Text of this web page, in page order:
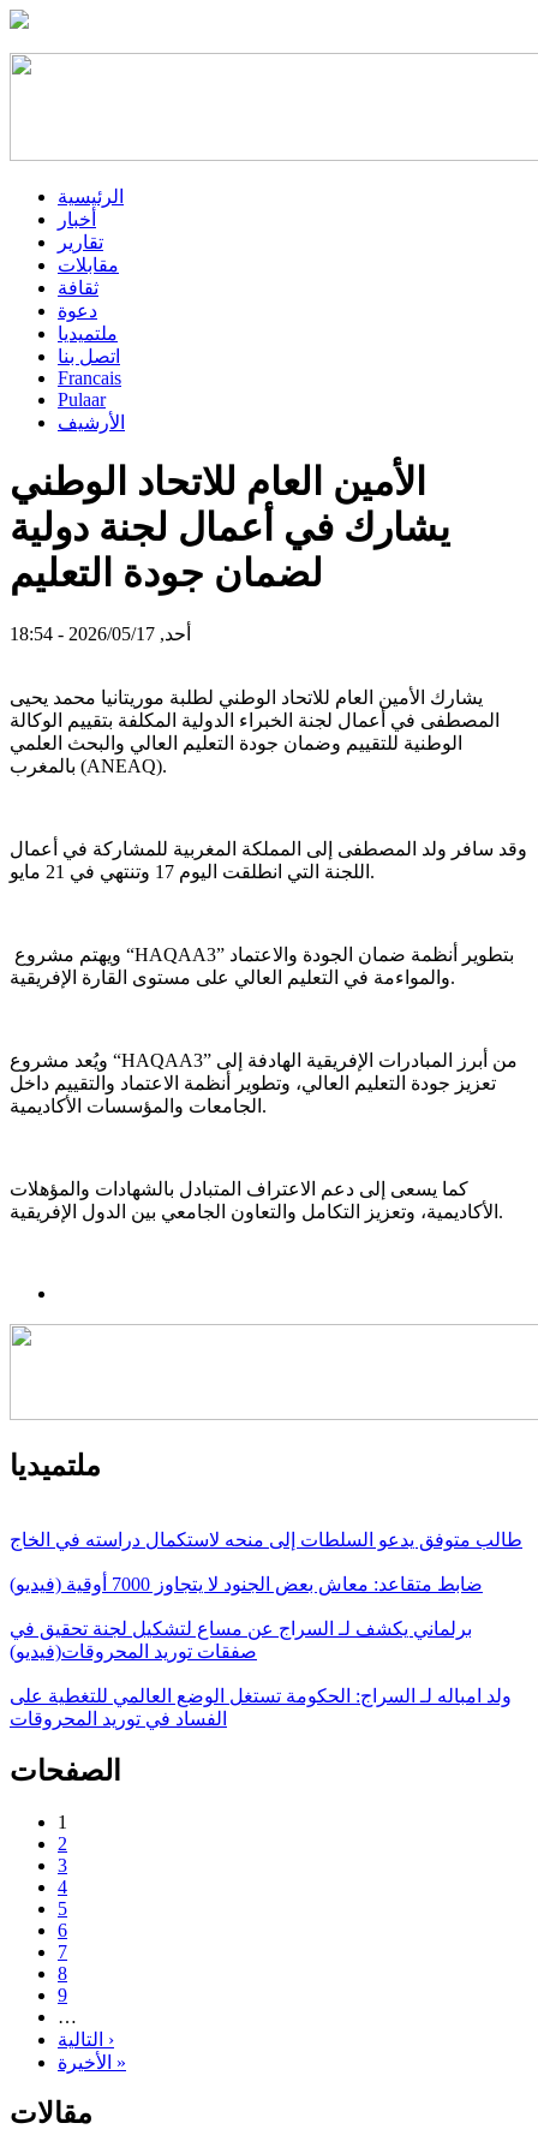
الرئيسية
أخبار
تقارير
مقابلات
ثقافة
دعوة
ملتميديا
اتصل بنا
Francais
Pulaar
الأرشيف
الأمين العام للاتحاد الوطني
يشارك في أعمال لجنة دولية
لضمان جودة التعليم
أحد, 2026/05/17 - 18:54
يشارك الأمين العام للاتحاد الوطني لطلبة موريتانيا محمد يحيى
المصطفى في أعمال لجنة الخبراء الدولية المكلفة بتقييم الوكالة
الوطنية للتقييم وضمان جودة التعليم العالي والبحث العلمي
بالمغرب (ANEAQ).
وقد سافر ولد المصطفى إلى المملكة المغربية للمشاركة في أعمال
اللجنة التي انطلقت اليوم 17 وتنتهي في 21 مايو.
والمواءمة في التعليم العالي على مستوى القارة الإفريقية.
ويُعد مشروع “HAQAA3” من أبرز المبادرات الإفريقية الهادفة إلى
تعزيز جودة التعليم العالي، وتطوير أنظمة الاعتماد والتقييم داخل
الجامعات والمؤسسات الأكاديمية.
كما يسعى إلى دعم الاعتراف المتبادل بالشهادات والمؤهلات
الأكاديمية، وتعزيز التكامل والتعاون الجامعي بين الدول الإفريقية.
ملتميديا
طالب متوفق يدعو السلطات إلى منحه لاستكمال دراسته في الخاج
ضابط متقاعد: معاش بعض الجنود لا يتجاوز 7000 أوقية (فيديو)
برلماني يكشف لـ السراج عن مساع لتشكيل لجنة تحقيق في
صفقات توريد المحروقات(فيديو)
ولد امباله لـ السراج: الحكومة تستغل الوضع العالمي للتغطية على
الفساد في توريد المحروقات
الصفحات
1
2
3
4
5
6
7
8
9
…
التالية ›
الأخيرة »
مقالات